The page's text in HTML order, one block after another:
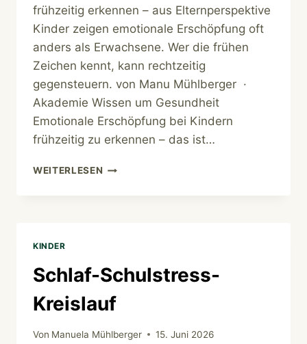
frühzeitig erkennen – aus Elternperspektive
Kinder zeigen emotionale Erschöpfung oft
anders als Erwachsene. Wer die frühen
Zeichen kennt, kann rechtzeitig
gegensteuern. von Manu Mühlberger ·
Akademie Wissen um Gesundheit
Emotionale Erschöpfung bei Kindern
frühzeitig zu erkennen – das ist…
WEITERLESEN EMOTIONALE
KINDER
Schlaf-Schulstress-
Kreislauf
Von Manuela Mühlberger 15. Juni 2026